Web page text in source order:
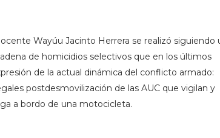
Wayúu Jacinto Herrera se realizó siguiendo
de homicidios selectivos que en los últimos
de la actual dinámica del conflicto armado:
postdesmovilización de las AUC que vigilan y
a bordo de una motocicleta.